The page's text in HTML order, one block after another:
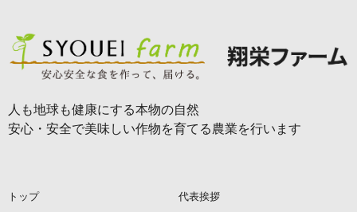
人も地球も健康にする本物の自然
安心・安全で美味しい作物を育てる農業を行います
トップ 代表挨拶